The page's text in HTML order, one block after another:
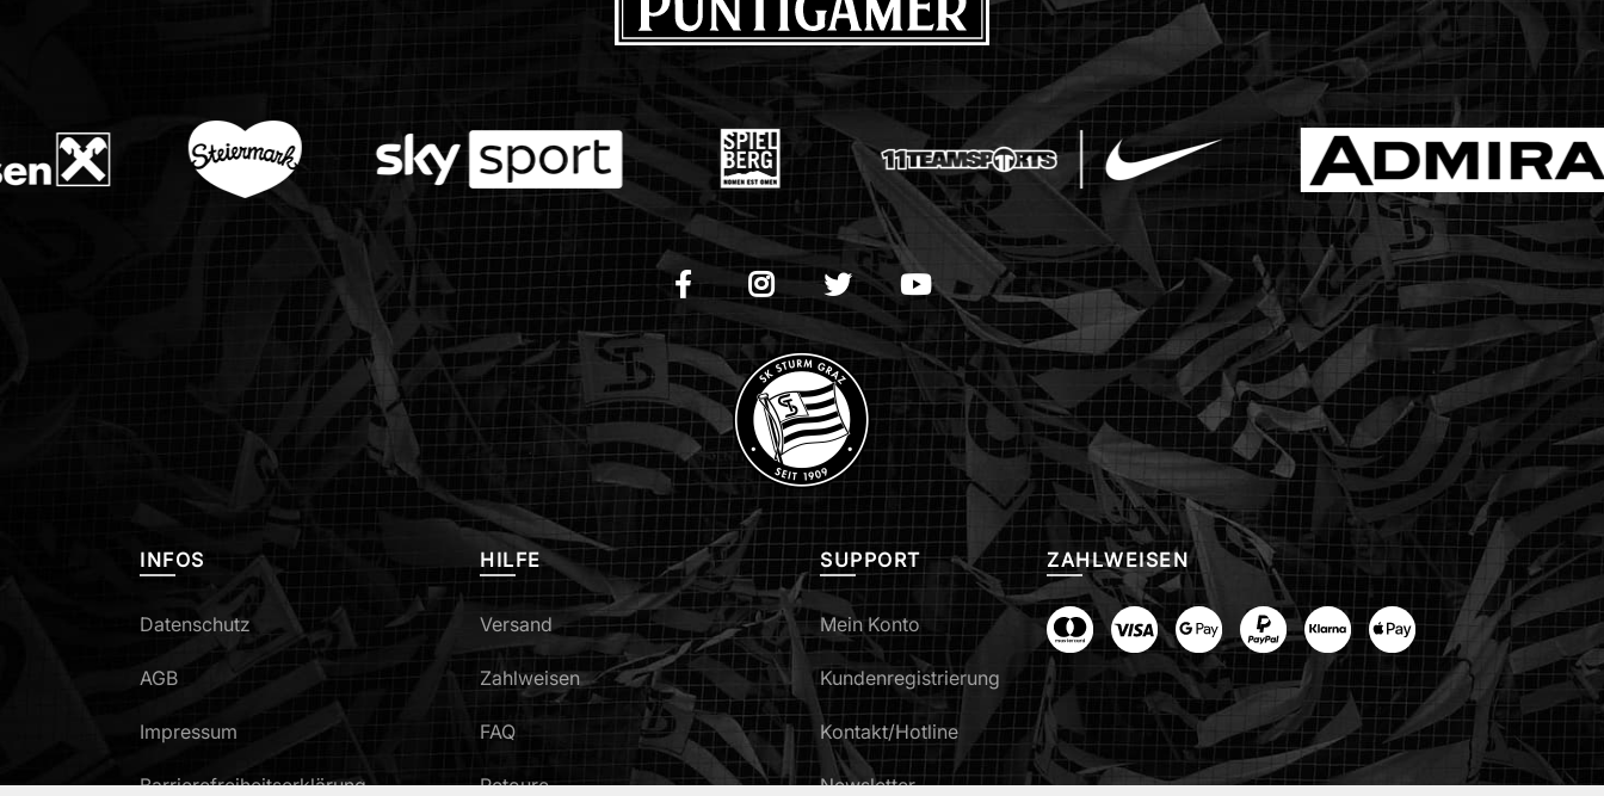
INFOS
Datenschutz
AGB
Impressum
Barrierefreiheitserklärung
HILFE
Versand
Zahlweisen
FAQ
Retoure
SUPPORT
Mein Konto
Kundenregistrierung
Kontakt/Hotline
Newsletter
ZAHLWEISEN